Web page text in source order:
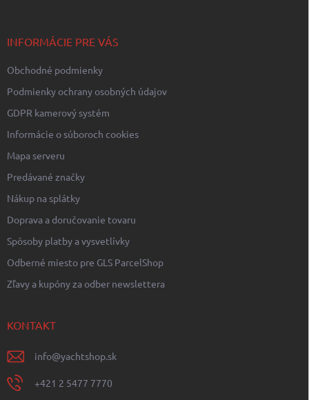
INFORMÁCIE PRE VÁS
Obchodné podmienky
Podmienky ochrany osobných údajov
GDPR kamerový systém
Informácie o súboroch cookies
Mapa serveru
Predávané značky
Nákup na splátky
Doprava a doručovanie tovaru
Spôsoby platby a vysvetlívky
Odberné miesto pre GLS ParcelShop
Zľavy a kupóny za odber newslettera
KONTAKT
info@yachtshop.sk
+421 2 5477 7770